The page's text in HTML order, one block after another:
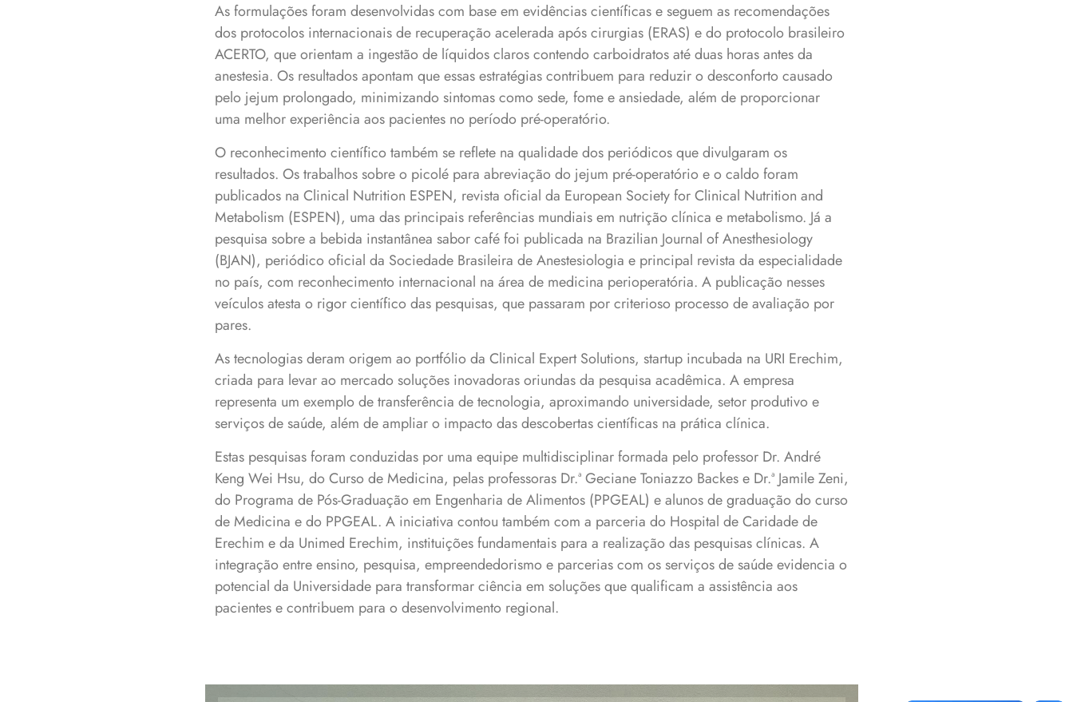
As formulações foram desenvolvidas com base em evidências científicas e seguem as recomendações
dos protocolos internacionais de recuperação acelerada após cirurgias (ERAS) e do protocolo brasileiro
ACERTO, que orientam a ingestão de líquidos claros contendo carboidratos até duas horas antes da
anestesia. Os resultados apontam que essas estratégias contribuem para reduzir o desconforto causado
pelo jejum prolongado, minimizando sintomas como sede, fome e ansiedade, além de proporcionar
uma melhor experiência aos pacientes no período pré-operatório.
O reconhecimento científico também se reflete na qualidade dos periódicos que divulgaram os
resultados. Os trabalhos sobre o picolé para abreviação do jejum pré-operatório e o caldo foram
publicados na Clinical Nutrition ESPEN, revista oficial da European Society for Clinical Nutrition and
Metabolism (ESPEN), uma das principais referências mundiais em nutrição clínica e metabolismo. Já a
pesquisa sobre a bebida instantânea sabor café foi publicada na Brazilian Journal of Anesthesiology
(BJAN), periódico oficial da Sociedade Brasileira de Anestesiologia e principal revista da especialidade
no país, com reconhecimento internacional na área de medicina perioperatória. A publicação nesses
veículos atesta o rigor científico das pesquisas, que passaram por criterioso processo de avaliação por
pares.
As tecnologias deram origem ao portfólio da Clinical Expert Solutions, startup incubada na URI Erechim,
criada para levar ao mercado soluções inovadoras oriundas da pesquisa acadêmica. A empresa
representa um exemplo de transferência de tecnologia, aproximando universidade, setor produtivo e
serviços de saúde, além de ampliar o impacto das descobertas científicas na prática clínica.
Estas pesquisas foram conduzidas por uma equipe multidisciplinar formada pelo professor Dr. André
Keng Wei Hsu, do Curso de Medicina, pelas professoras Dr.ª Geciane Toniazzo Backes e Dr.ª Jamile Zeni,
do Programa de Pós-Graduação em Engenharia de Alimentos (PPGEAL) e alunos de graduação do curso
de Medicina e do PPGEAL. A iniciativa contou também com a parceria do Hospital de Caridade de
Erechim e da Unimed Erechim, instituições fundamentais para a realização das pesquisas clínicas. A
integração entre ensino, pesquisa, empreendedorismo e parcerias com os serviços de saúde evidencia o
potencial da Universidade para transformar ciência em soluções que qualificam a assistência aos
pacientes e contribuem para o desenvolvimento regional.